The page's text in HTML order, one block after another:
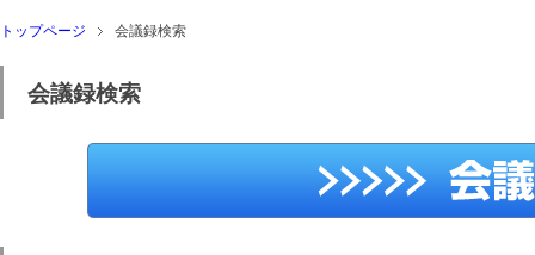
トップページ 会議録検索
会議録検索